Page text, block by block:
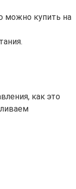
можно купить на
как это